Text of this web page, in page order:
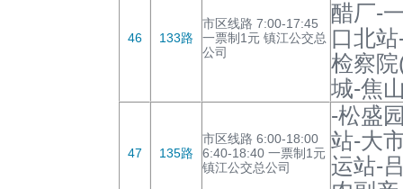
46 133路
市区线路 7:00-17:45
一票制1元 镇江公交总
公司
醋厂-
口北
检察
城-焦
47 135路
市区线路 6:00-18:00
6:40-18:40 一票制1元
镇江公交总公司
-松盛
站-大
运站-